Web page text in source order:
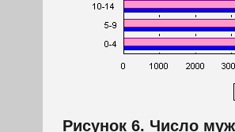
Рисунок 6. Число